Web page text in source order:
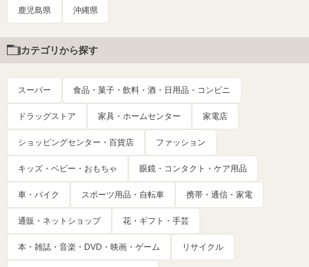
鹿児島県 沖縄県
カテゴリから探す
スーパー 食品・菓子・飲料・酒・日用品・コンビニ
ドラッグストア 家具・ホームセンター 家電店
ショッピングセンター・百貨店 ファッション
キッズ・ベビー・おもちゃ 眼鏡・コンタクト・ケア用品
車・バイク スポーツ用品・自転車 携帯・通信・家電
通販・ネットショップ 花・ギフト・手芸
本・雑誌・音楽・DVD・映画・ゲーム リサイクル